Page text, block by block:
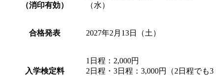
（消印有効）
（水）
合格発表 2027年2月13日（土）
入学検定料
1日程：2,000円
2日程・3日程：3,000円（2日程でも3